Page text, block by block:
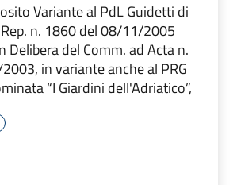
Variante al PdL Guidetti di
n. 1860 del 08/11/2005
Delibera del Comm. ad Acta n.
in variante anche al PRG
“I Giardini dell'Adriatico”,